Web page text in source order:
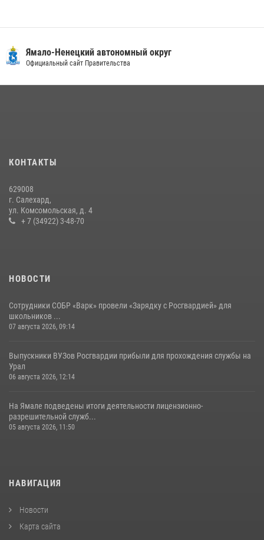
18 июля 2026, 09:36 3
«Росгвардия. Вехи истории»: войска правопорядка на охране
стратегических объектов поверженной Германии (видео)
20 июля 2026, 09:03
Ямало-Ненецкий автономный округ
Официальный сайт Правительства
КОНТАКТЫ
629008
г. Салехард,
ул. Комсомольская, д. 4
+ 7 (34922) 3-48-70
НОВОСТИ
Сотрудники СОБР «Варк» провели «Зарядку с Росгвардией» для
школьников ...
07 августа 2026, 09:14
Выпускники ВУЗов Росгвардии прибыли для прохождения службы на
Урал
06 августа 2026, 12:14
На Ямале подведены итоги деятельности лицензионно-
разрешительной служб...
05 августа 2026, 11:50
НАВИГАЦИЯ
Новости
Карта сайта